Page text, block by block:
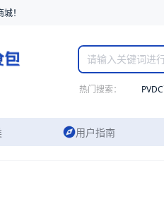
！
热门搜索：
用户指南
斜杯TJ076040A包装，提供详尽